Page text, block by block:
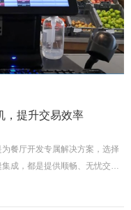
，提升交易效率
餐厅开发专属解决方案，选择
成，都是提供顺畅、无忧交易